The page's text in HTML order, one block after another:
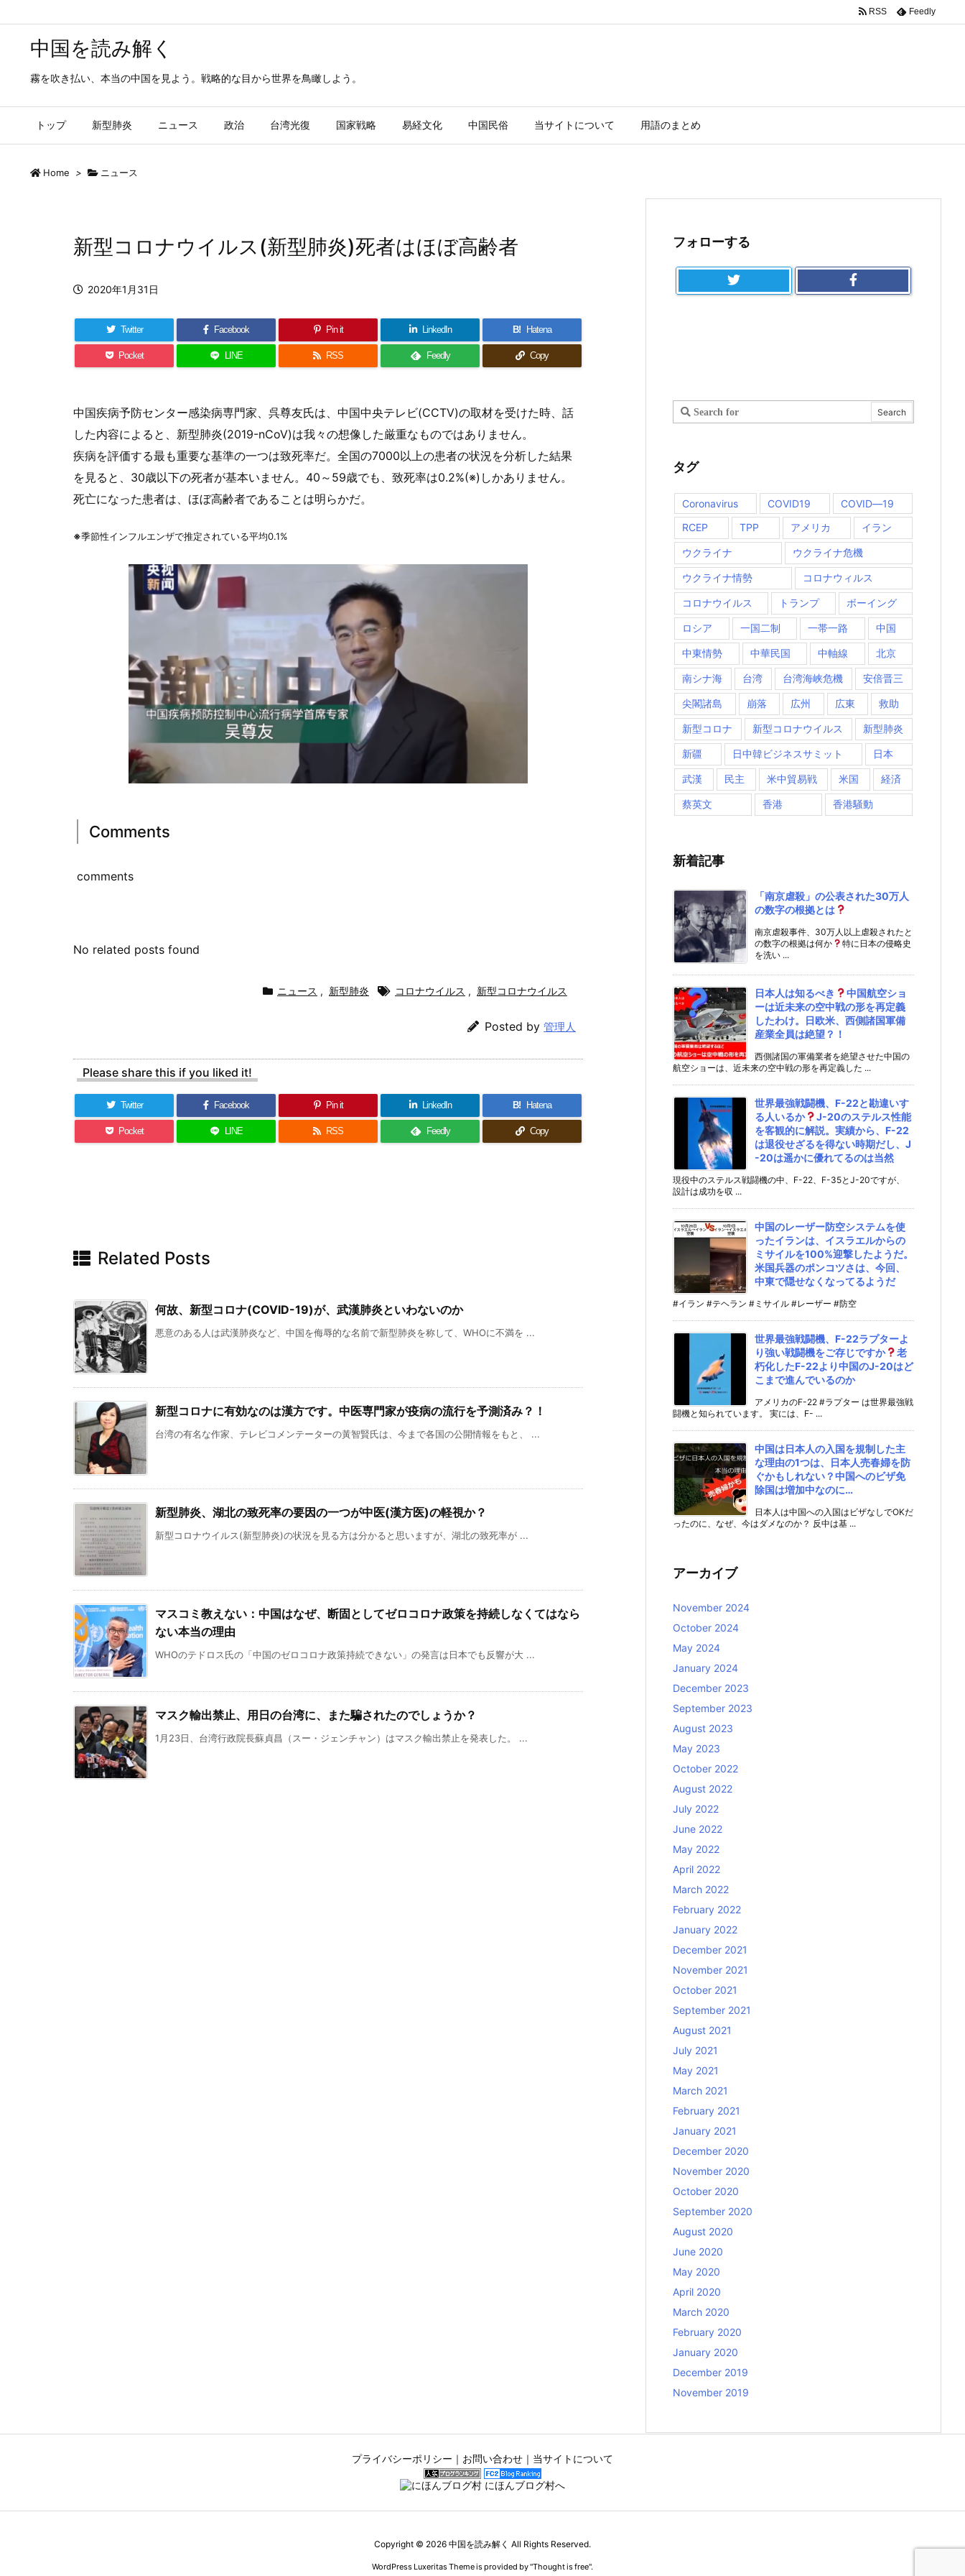
中国を読み解く
霧を吹き払い、本当の中国を見よう。戦略的な目から世界を鳥瞰しよう。
トップ 新型肺炎 ニュース 政治 台湾光復 国家戦略 易経文化 中国民俗 当サイトについて 用語のまとめ
RSS Feedly
Home > ニュース
新型コロナウイルス(新型肺炎)死者はほぼ高齢者
2020年1月31日
Twitter Facebook Pin it LinkedIn B! Hatena
Pocket LINE RSS Feedly Copy
中国疾病予防センター感染病専門家、呉尊友氏は、中国中央テレビ(CCTV)の取材を受けた時、話
した内容によると、新型肺炎(2019-nCoV)は我々の想像した厳重なものではありません。
疾病を評価する最も重要な基準の一つは致死率だ。全国の7000以上の患者の状況を分析した結果
を見ると、30歳以下の死者が基本いません。40～59歳でも、致死率は0.2%(※)しかありません。
死亡になった患者は、ほぼ高齢者であることは明らかだ。
※季節性インフルエンザで推定されている平均0.1%
Comments
comments
No related posts found
ニュース , 新型肺炎 コロナウイルス , 新型コロナウイルス
Posted by 管理人
Please share this if you liked it!
Twitter Facebook Pin it LinkedIn B! Hatena
Pocket LINE RSS Feedly Copy
Related Posts
何故、新型コロナ(COVID-19)が、武漢肺炎といわないのか
悪意のある人は武漢肺炎など、中国を侮辱的な名前で新型肺炎を称して、WHOに不満を ...
新型コロナに有効なのは漢方です。中医専門家が疫病の流行を予測済み？！
台湾の有名な作家、テレビコメンテーターの黃智賢氏は、今まで各国の公開情報をもと、 ...
新型肺炎、湖北の致死率の要因の一つが中医(漢方医)の軽視か？
新型コロナウイルス(新型肺炎)の状況を見る方は分かると思いますが、湖北の致死率が ...
マスコミ教えない：中国はなぜ、断固としてゼロコロナ政策を持続しなくてはなら
ない本当の理由
WHOのテドロス氏の「中国のゼロコロナ政策持続できない」の発言は日本でも反響が大 ...
マスク輸出禁止、用日の台湾に、また騙されたのでしょうか？
1月23日、台湾行政院長蘇貞昌（スー・ジェンチャン）はマスク輸出禁止を発表した。 ...
フォローする
タグ
Coronavirus COVID19
COVID―19
RCEP
TPP アメリカ イラン
ウクライナ ウクライナ危機
ウクライナ情勢 コロナウィルス
コロナウイルス トランプ ボーイング
ロシア 一国二制 一帯一路 中国
中東情勢 中華民国 中軸線 北京
南シナ海 台湾 台湾海峡危機 安倍晋三
尖閣諸島 崩落 広州 広東 救助
新型コロナ 新型コロナウイルス 新型肺炎
新疆 日中韓ビジネスサミット 日本
武漢 民主 米中貿易戦 米国 経済
蔡英文 香港 香港騒動
新着記事
「南京虐殺」の公表された30万人
の数字の根拠とは
南京虐殺事件、30万人以上虐殺されたと
の数字の根拠は何か
特に日本の侵略史
を洗い ...
日本人は知るべき
中国航空ショ
ーは近未来の空中戦の形を再定義
したわけ。日欧米、西側諸国軍備
産業全員は絶望？！
西側諸国の軍備業者を絶望させた中国の
航空ショーは、近未来の空中戦の形を再定義した ...
世界最強戦闘機、F-22と勘違いす
る人いるか
J-20のステルス性能
を客観的に解説。実績から、F-22
は退役せざるを得ない時期だし、J
-20は遥かに優れてるのは当然
現役中のステルス戦闘機の中、F-22、F-35とJ-20ですが、
設計は成功を収 ...
中国のレーザー防空システムを使
ったイランは、イスラエルからの
ミサイルを100%迎撃したようだ。
米国兵器のポンコツさは、今回、
中東で隠せなくなってるようだ
#イラン #テヘラン #ミサイル #レーザー #防空
世界最強戦闘機、F-22ラプターよ
り強い戦闘機をご存じですか
老
朽化したF-22より中国のJ-20はど
こまで進んでいるのか
アメリカのF-22 #ラプター は世界最強戦
闘機と知られています。 実には、F- ...
中国は日本人の入国を規制した主
な理由の1つは、日本人売春婦を防
ぐかもしれない？中国へのビザ免
除国は増加中なのに…
日本人は中国への入国はビザなしでOKだ
ったのに、なぜ、今はダメなのか？ 反中は基 ...
アーカイブ
November 2024
October 2024
May 2024
January 2024
December 2023
September 2023
August 2023
May 2023
October 2022
August 2022
July 2022
June 2022
May 2022
April 2022
March 2022
February 2022
January 2022
December 2021
November 2021
October 2021
September 2021
August 2021
July 2021
May 2021
March 2021
February 2021
January 2021
December 2020
November 2020
October 2020
September 2020
August 2020
June 2020
May 2020
April 2020
March 2020
February 2020
January 2020
December 2019
November 2019
プライバシーポリシー ｜ お問い合わせ｜ 当サイトについて
Copyright © 2026 中国を読み解く All Rights Reserved.
WordPress Luxeritas Theme is provided by "Thought is free".